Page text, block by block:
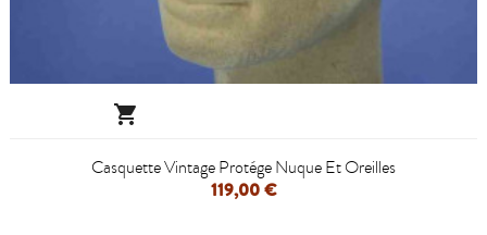

Casquette Vintage Protége Nuque Et Oreilles
119,00 €